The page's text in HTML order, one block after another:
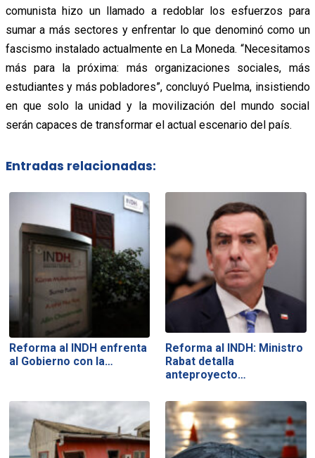
comunista hizo un llamado a redoblar los esfuerzos para
sumar a más sectores y enfrentar lo que denominó como un
fascismo instalado actualmente en La Moneda. “Necesitamos
más para la próxima: más organizaciones sociales, más
estudiantes y más pobladores”, concluyó Puelma, insistiendo
en que solo la unidad y la movilización del mundo social
serán capaces de transformar el actual escenario del país.
Entradas relacionadas:
Reforma al INDH enfrenta
al Gobierno con la…
Reforma al INDH: Ministro
Rabat detalla
anteproyecto…